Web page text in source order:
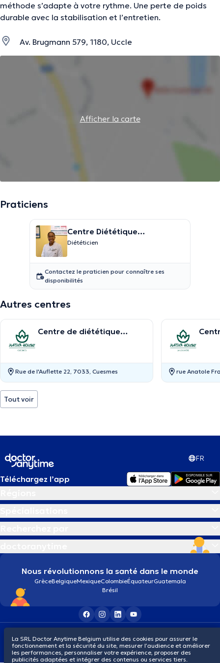
méthode s’adapte à votre rythme. Une perte de poids
durable avec la stabilisation et l’entretien.
Av. Brugmann 579, 1180, Uccle
Afficher la carte
Praticiens
Centre Diététique
Naturhouse Uccle
Diététicien
Contactez le praticien pour connaître ses
disponibilités
Autres centres
Centre de diététique
Rue de l'Auflette 22, 7033, Cuesmes rue Anatole
Tout voir
FR
Téléchargez l’app
Nous révolutionnons la santé dans le monde
GrèceBelgiqueMexiqueColombieÉquateurGuatemala
Brésil
© 2026 doctoranytime
La SRL Doctor Anytime Belgium utilise des cookies pour assurer le
fonctionnement et la sécurité du site, mesurer l’audience et améliorer
les performances, personnaliser votre expérience, proposer des
publicités adaptées et intégrer des contenus ou services tiers.